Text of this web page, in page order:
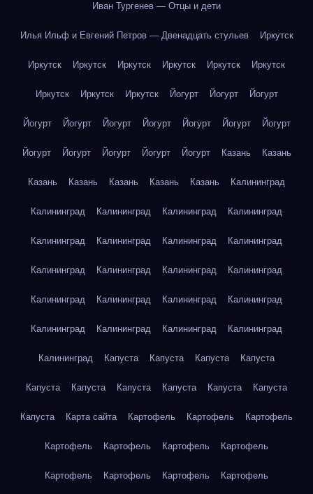
Иван Тургенев — Отцы и дети
Илья Ильф и Евгений Петров — Двенадцать стульев Иркутск
Иркутск Иркутск Иркутск Иркутск Иркутск Иркутск
Иркутск Иркутск Иркутск Йогурт Йогурт Йогурт
Йогурт Йогурт Йогурт Йогурт Йогурт Йогурт Йогурт
Йогурт Йогурт Йогурт Йогурт Йогурт Казань Казань
Казань Казань Казань Казань Казань Калининград
Калининград Калининград Калининград Калининград
Калининград Калининград Калининград Калининград
Калининград Калининград Калининград Калининград
Калининград Калининград Калининград Калининград
Калининград Калининград Калининград Калининград
Калининград Капуста Капуста Капуста Капуста
Капуста Капуста Капуста Капуста Капуста Капуста
Капуста Карта сайта Картофель Картофель Картофель
Картофель Картофель Картофель Картофель
Картофель Картофель Картофель Картофель